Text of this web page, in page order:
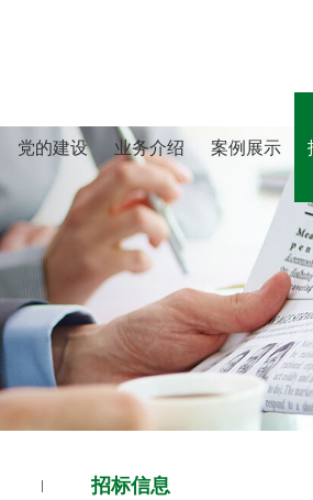
党的建设 业务介绍 案例展示
招标信息